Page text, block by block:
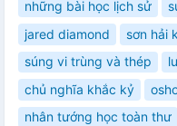
những bài học lịch sử
jared diamond
sơn hải
súng vi trùng và thép
chủ nghĩa khắc kỷ
nhân tướng học toàn thư